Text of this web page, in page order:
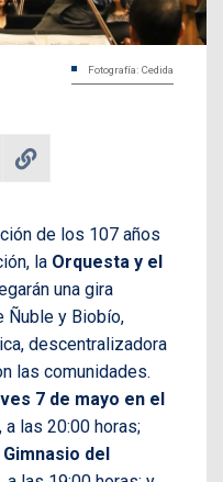
Fotografía: Cedida
de los 107 años
la Orquesta y el
una gira
Ñuble y Biobío,
descentralizadora
las comunidades.
7 de mayo en el
, a las 20:00 horas;
del